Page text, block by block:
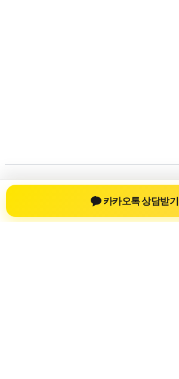
저작권 © 2026 💚신차장기렌트💚 | 제공처:
테마
카카오톡 상담받기